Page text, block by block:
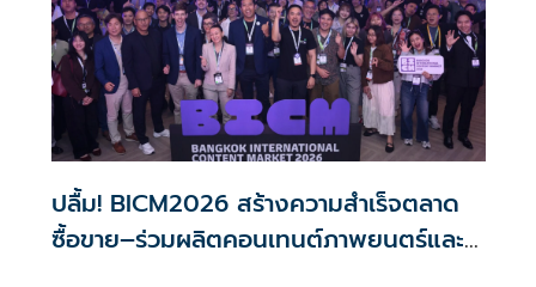
ปลื้ม! BICM2026 สร้างความสำเร็จตลาด
ซื้อขาย–ร่วมผลิตคอนเทนต์ภาพยนตร์และซี